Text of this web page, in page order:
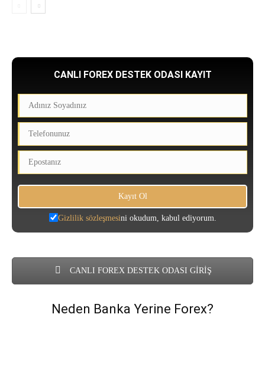
CANLI FOREX DESTEK ODASI KAYIT
Gizlilik sözleşmesini okudum, kabul ediyorum.
CANLI FOREX DESTEK ODASI GİRİŞ
Neden Banka Yerine Forex?